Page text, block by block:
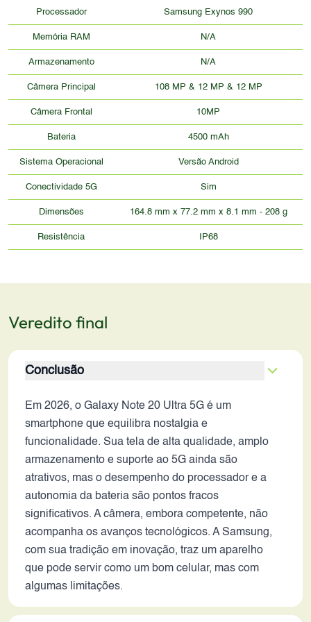
Processador Samsung Exynos 990
Memória RAM N/A
Armazenamento N/A
Câmera Principal 108 MP & 12 MP & 12 MP
Câmera Frontal 10MP
Bateria 4500 mAh
Sistema Operacional Versão Android
Conectividade 5G Sim
Dimensões 164.8 mm x 77.2 mm x 8.1 mm - 208 g
Resistência IP68
Veredito final
Conclusão
Em 2026, o Galaxy Note 20 Ultra 5G é um
smartphone que equilibra nostalgia e
funcionalidade. Sua tela de alta qualidade, amplo
armazenamento e suporte ao 5G ainda são
atrativos, mas o desempenho do processador e a
autonomia da bateria são pontos fracos
significativos. A câmera, embora competente, não
acompanha os avanços tecnológicos. A Samsung,
com sua tradição em inovação, traz um aparelho
que pode servir como um bom celular, mas com
algumas limitações.